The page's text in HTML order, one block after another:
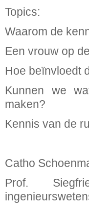
Topics:
Waarom de
Een vrouw op
Hoe beïnvloedt
Kunnen we
maken?
Kennis van de
Catho
Prof.